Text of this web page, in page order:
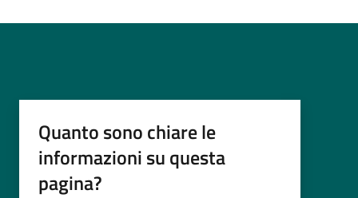
Quanto sono chiare le
informazioni su questa
pagina?